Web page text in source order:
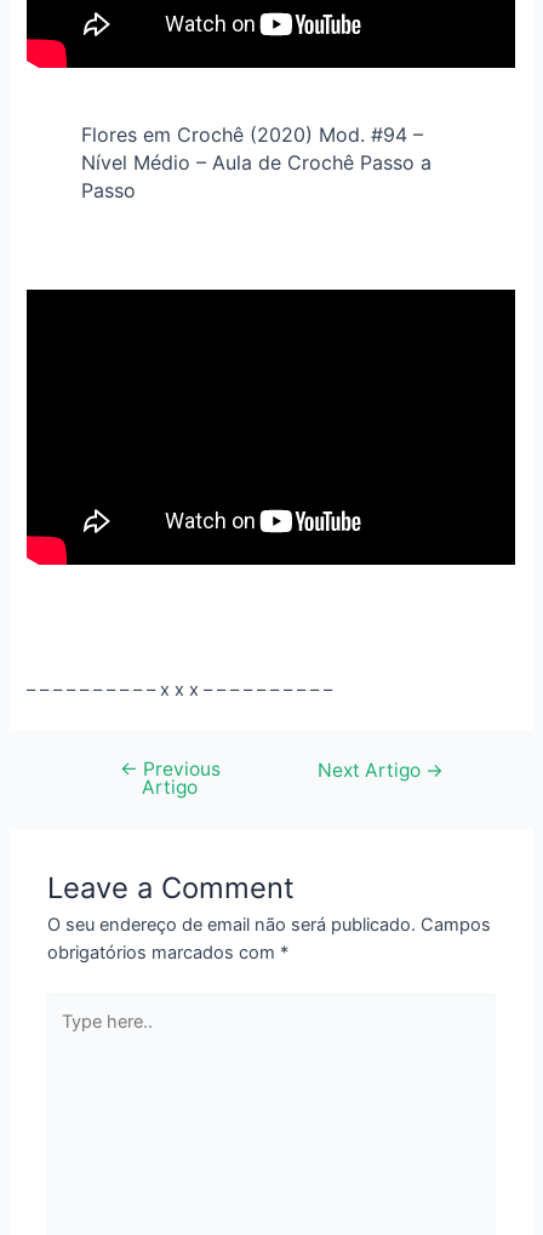
Flores em Crochê (2020) Mod. #94 –
Nível Médio – Aula de Crochê Passo a
Passo
– – – – – – – – – – x x x – – – – – – – – – –
Navegação
← Previous
Artigo
Next Artigo →
Leave a Comment
O seu endereço de email não será publicado. Campos
obrigatórios marcados com *
here..